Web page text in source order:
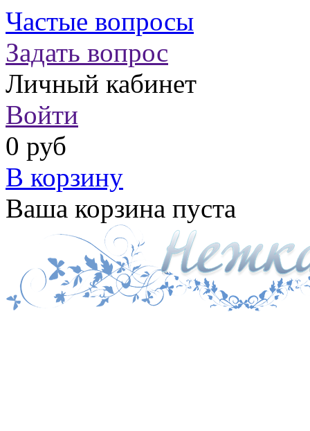
Частые вопросы
Задать вопрос
Личный кабинет
Войти
0 руб
В корзину
Ваша корзина пуста